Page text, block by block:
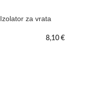
Izolator za vrata
8,10 €